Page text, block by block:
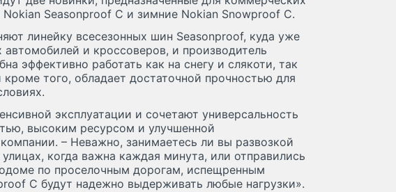
Seasonproof C и зимние Nokian Snowproof C.
линейку всесезонных шин Seasonproof, куда уже
и кроссоверов, и производитель
эффективно работать как на снегу и слякоти, так
того, обладает достаточной прочностью для
эксплуатации и сочетают универсальность
высоким ресурсом и улучшенной
– Неважно, занимаетесь ли вы развозкой
когда важна каждая минута, или отправились
по проселочным дорогам, испещренным
C будут надежно выдерживать любые нагрузки».